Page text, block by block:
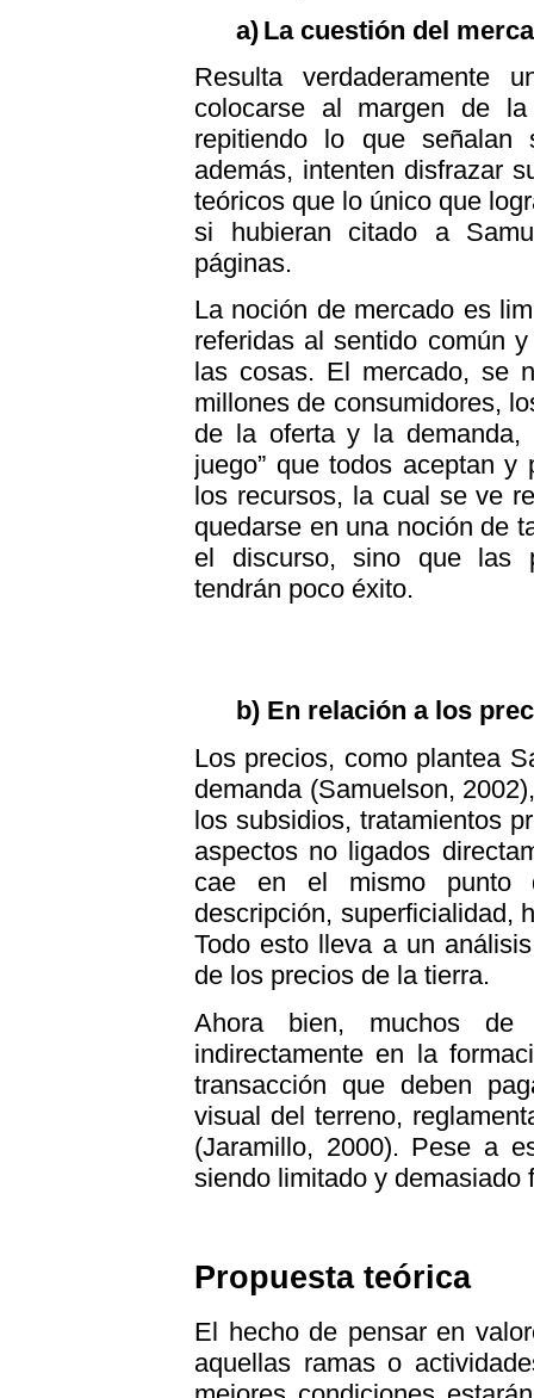
a) La cuestión del
Resulta verdaderamente
colocarse al margen de
repitiendo lo que señalan
además, intenten disfrazar
teóricos que lo único que
si hubieran citado a
páginas.
La noción de mercado es
referidas al sentido común
las cosas. El mercado, se
millones de consumidores,
de la oferta y la demanda,
juego” que todos aceptan y
los recursos, la cual se ve
quedarse en una noción de
el discurso, sino que las
tendrán poco éxito.
b) En relación a los
Los precios, como plantea
demanda (Samuelson,
los subsidios, tratamientos
aspectos no ligados
cae en el mismo punto
descripción, superficialidad,
Todo esto lleva a un
de los precios de la tierra.
Ahora bien, muchos
indirectamente en la
transacción que deben
visual del terreno,
(Jaramillo, 2000). Pese a
siendo limitado y demasiado
Propuesta teórica
El hecho de pensar en
aquellas ramas o